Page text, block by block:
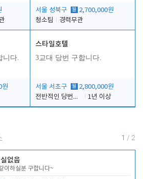
서울 성북구 월 2,700,000원
청소팀
경력무관
니다.
원
스타일호텔
3교대 당번 구합니다.
서울 서초구 월 2,800,000원
전반적인 당번업무
1년 이상
1 / 2
없음
이하실분 구합니다~